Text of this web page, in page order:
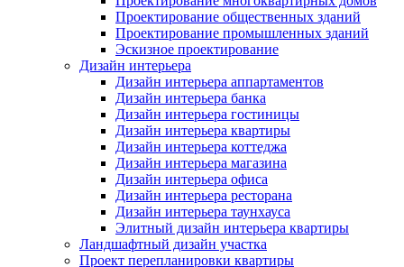
Проектирование общественных зданий
Проектирование промышленных зданий
Эскизное проектирование
Дизайн интерьера
Дизайн интерьера аппартаментов
Дизайн интерьера банка
Дизайн интерьера гостиницы
Дизайн интерьера квартиры
Дизайн интерьера коттеджа
Дизайн интерьера магазина
Дизайн интерьера офиса
Дизайн интерьера ресторана
Дизайн интерьера таунхауса
Элитный дизайн интерьера квартиры
Ландшафтный дизайн участка
Проект перепланировки квартиры